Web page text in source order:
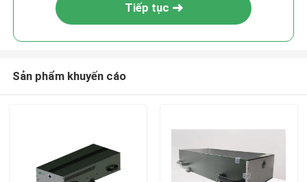
Tiếp tục
Sản phẩm khuyến cáo